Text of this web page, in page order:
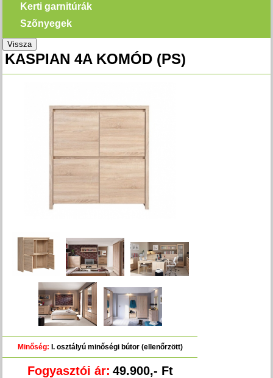
Kerti garnitúrák
Szõnyegek
Vissza
KASPIAN 4A KOMÓD (PS)
Minőség: I. osztályú minőségi bútor (ellenőrzött)
Fogyasztói ár: 49.900,- Ft